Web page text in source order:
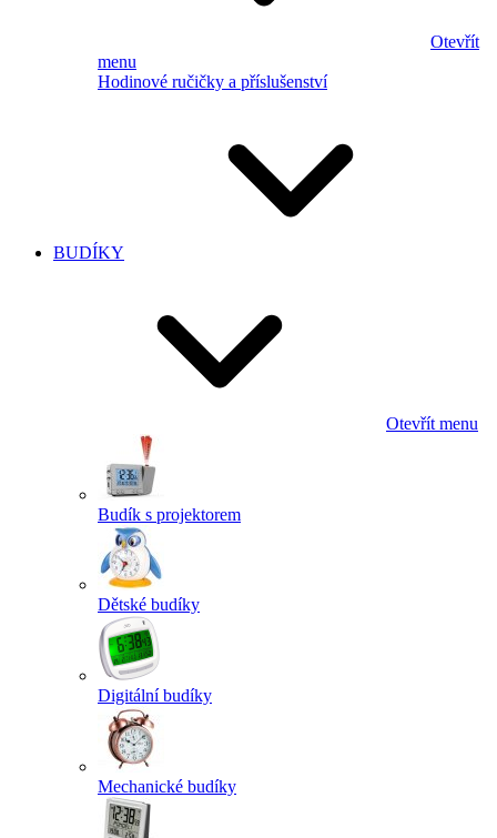
Otevřít
menu
Hodinové ručičky a příslušenství
BUDÍKY
Otevřít menu
Budík s projektorem
Dětské budíky
Digitální budíky
Mechanické budíky